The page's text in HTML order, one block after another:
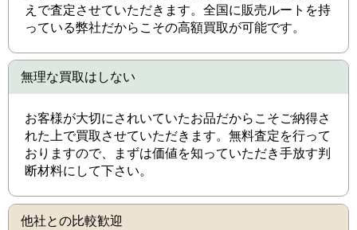
えで査定させていただきます。全国に販売ルートを持
っている弊社だからこその高額買取が可能です。
無理な買取はしない
お客様が大切にされいていたお品だからこそご納得さ
れた上で買取させていただきます。無料査定を行って
おりますので、まずは価値を知っていただき手放す判
断材料にして下さい。
他社との比較歓迎